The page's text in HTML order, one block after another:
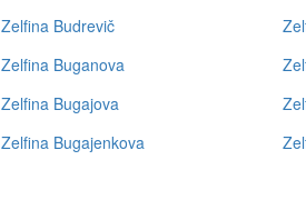
Zelfina Budrevič
Zelfina Buganova
Zelfina Bugajova
Zelfina Bugajenkova